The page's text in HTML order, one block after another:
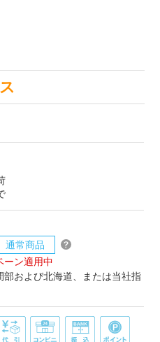
通常商品
ーン適用中
および北海道、または当社指